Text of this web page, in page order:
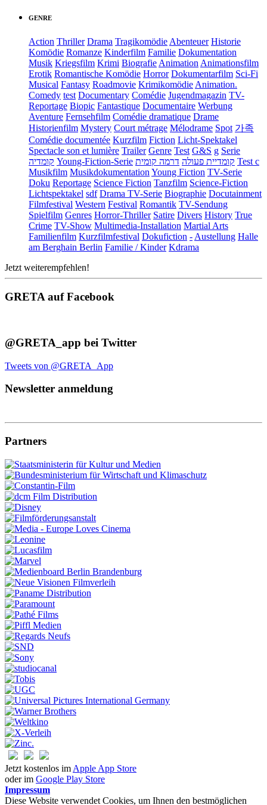
GENRE
Action Thriller Drama Tragikomödie Abenteuer Historie
Komödie Romanze Kinderfilm Familie Dokumentation
Musik Kriegsfilm Krimi Biografie Animation Animationsfilm
Erotik Romantische Komödie Horror Dokumentarfilm Sci-Fi
Musical Fantasy Roadmovie Krimikomödie Animation.
Comedy test Documentary Comédie Jugendmagazin TV-
Reportage Biopic Fantastique Documentaire Werbung
Aventure Fernsehfilm Comédie dramatique Drame
Historienfilm Mystery Court métrage Mélodrame Spot 가족
Comédie documentée Kurzfilm Fiction Licht-Spektakel
Spectacle son et lumière Trailer Genre Test G&S g Serie
קומדיה Young-Fiction-Serie קומדיית פעולה דרמה קומית
Test c
Musikfilm Musikdokumentation Young Fiction TV-Serie
Doku Reportage Science Fiction Tanzfilm Science-Fiction
Lichtspektakel sdf Drama TV-Serie Biographie Docutainment
Filmfestival Western Festival Romantik TV-Sendung
Spielfilm Genres Horror-Thriller Satire Divers History True
Crime TV-Show Multimedia-Installation Martial Arts
Familienfilm Kurzfilmfestival Dokufiction - Austellung Halle
am Berghain Berlin Familie / Kinder Kdrama
Jetzt weiterempfehlen!
GRETA auf Facebook
@GRETA_app bei Twitter
Tweets von @GRETA_App
Newsletter anmeldung
Partners
Jetzt kostenlos im Apple App Store
oder im Google Play Store
Impressum
Diese Website verwendet Cookies, um Ihnen den bestmöglichen